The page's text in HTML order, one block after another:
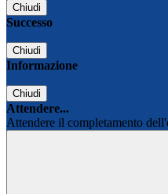
Chiudi
Successo
Chiudi
Informazione
Chiudi
Attendere...
Attendere il completamento